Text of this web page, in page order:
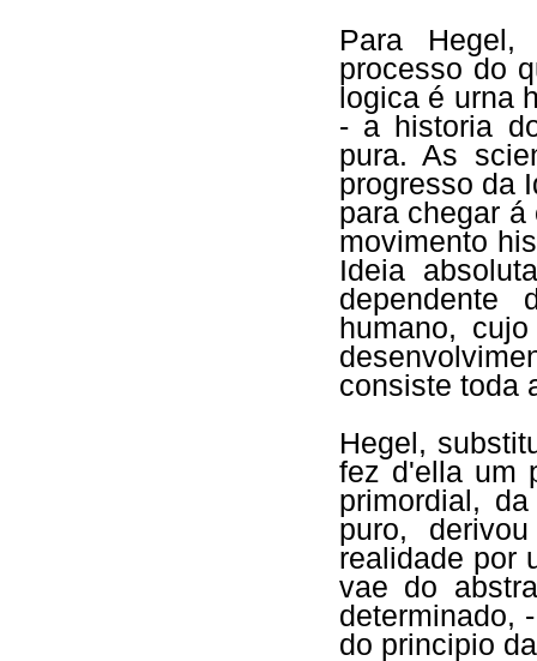
Para
processo do
logica é urna
- a historia
pura. As
progresso da
para chegar
movimento
Ideia
dependente
humano,
consiste toda
Hegel,
fez d'ella um
primordial,
puro,
realidade por
vae do
determinado,
do principio